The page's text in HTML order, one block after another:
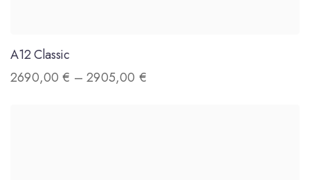
A12 Classic
2690,00€ –2905,00 €